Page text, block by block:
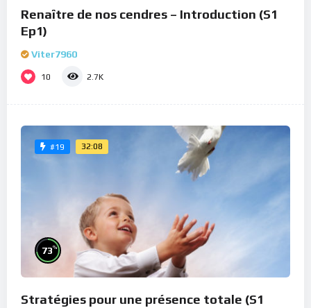
Renaître de nos cendres – Introduction (S1
Ep1)
Viter7960
10 2.7K
#19 32:08
73%
Stratégies pour une présence totale (S1